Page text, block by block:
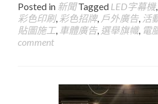
Posted in 新聞 Tagged LED字幕機,
彩色印刷, 彩色招牌, 戶外廣告, 活
貼圖施工, 車體廣告, 選舉旗幟, 電
comment